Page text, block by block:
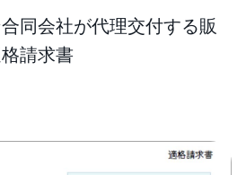
同会社が代理交付する販
請求書